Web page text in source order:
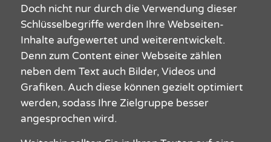
Doch nicht nur durch die Verwendung dieser
Schlüsselbegriffe werden Ihre Webseiten-
Inhalte aufgewertet und weiterentwickelt.
Denn zum Content einerWebseite zählen
neben dem Text auch Bilder, Videos und
Grafiken. Auch diese können gezielt optimiert
werden, sodass Ihre Zielgruppe besser
angesprochen wird.